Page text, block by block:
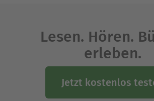
Dezember 2023 das von ihm
Lebensmagazin a tempo.
Lesen. Hören.
erleben.
Jetzt kostenlos